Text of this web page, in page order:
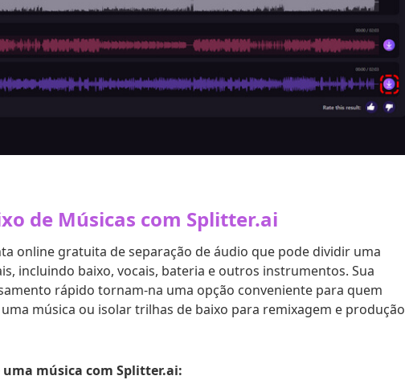
de Músicas com Splitter.ai
online gratuita de separação de áudio que pode dividir uma
incluindo baixo, vocais, bateria e outros instrumentos. Sua
rápido tornam-na uma opção conveniente para quem
música ou isolar trilhas de baixo para remixagem e produção
música com Splitter.ai: